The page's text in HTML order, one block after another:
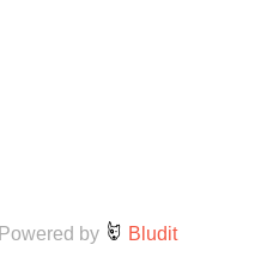
Powered by Bludit